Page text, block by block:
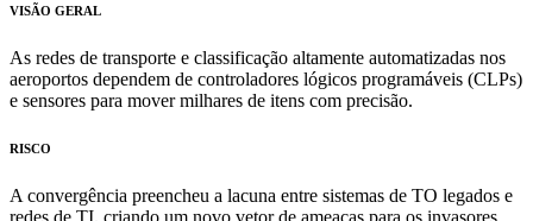
VISÃO GERAL
As redes de transporte e classificação altamente automatizadas nos
aeroportos dependem de controladores lógicos programáveis (CLPs)
e sensores para mover milhares de itens com precisão.
RISCO
A convergência preencheu a lacuna entre sistemas de TO legados e
redes de TI, criando um novo vetor de ameaças para os invasores